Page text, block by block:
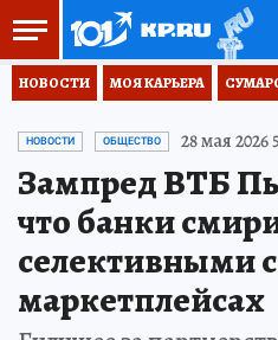
НОВОСТИ МОЯ КАРЬЕРА
НОВОСТИ ОБЩЕСТВО 28 мая 2026
Зампред ВТБ
что банки
селективными
маркетплейсах